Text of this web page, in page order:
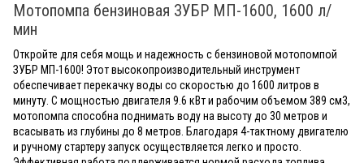
Мотопомпа бензиновая ЗУБР МП-1600, 1600 л/
мин
Откройте для себя мощь и надежность с бензиновой мотопомпой
ЗУБР МП-1600! Этот высокопроизводительный инструмент
обеспечивает перекачку воды со скоростью до 1600 литров в
минуту. С мощностью двигателя 9.6 кВт и рабочим объемом 389 см3,
мотопомпа способна поднимать воду на высоту до 30 метров и
всасывать из глубины до 8 метров. Благодаря 4-тактному двигателю
и ручному стартеру запуск осуществляется легко и просто.